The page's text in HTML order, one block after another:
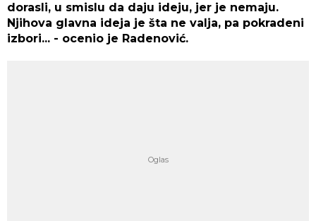
dorasli, u smislu da daju ideju, jer je nemaju.
Njihova glavna ideja je šta ne valja, pa pokradeni
izbori... - ocenio je Radenović.